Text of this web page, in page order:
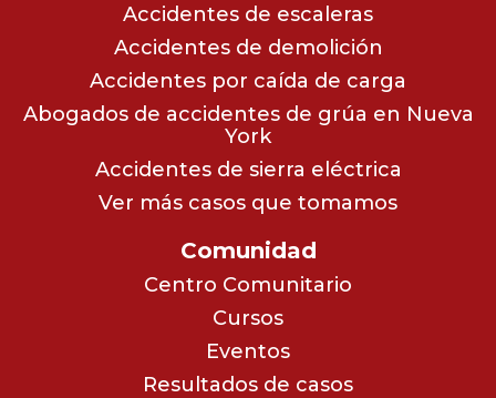
Accidentes de escaleras
Accidentes de demolición
Accidentes por caída de carga
Abogados de accidentes de grúa en Nueva
York
Accidentes de sierra eléctrica
Ver más casos que tomamos
Comunidad
Centro Comunitario
Cursos
Eventos
Resultados de casos